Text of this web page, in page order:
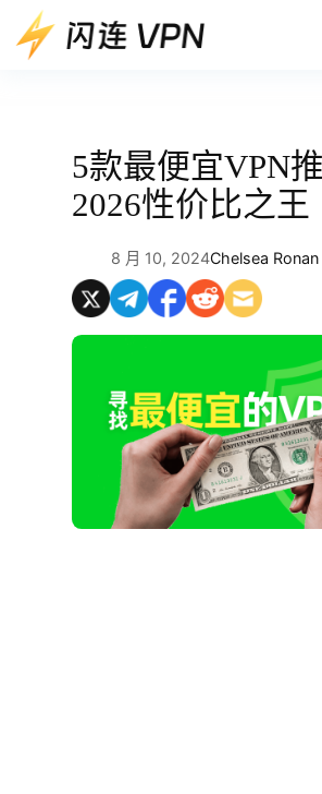
至
5款最便宜VPN推
2026性价比之王
8 月 10, 2024Chelsea Ronan